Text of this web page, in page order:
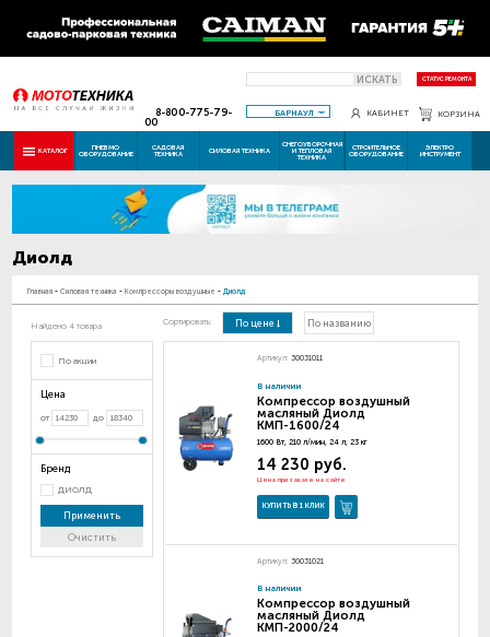
ИСКАТЬ СТАТУС РЕМОНТА
8-800-775-79-
00
БАРНАУЛ КАБИНЕТ КОРЗИНА
КАТАЛОГ ПНЕВМО
ОБОРУДОВАНИЕ
САДОВАЯ
ТЕХНИКА СИЛОВАЯ ТЕХНИКА
СНЕГОУБОРОЧНАЯ
И ТЕПЛОВАЯ
ТЕХНИКА
СТРОИТЕЛЬНОЕ
ОБОРУДОВАНИЕ
ЭЛЕКТРО
ИНСТРУМЕНТ
Диолд
Главная - Силовая техника - Компрессоры воздушные - Диолд
Найдено 4 товара
По акции
Цена
от до
Бренд
ДИОЛД
Применить
Очистить
Сортировать: По цене По названию
Артикул: 30031011
В наличии
Компрессор воздушный
масляный Диолд
КМП-1600/24
1600 Вт, 210 л/мин, 24 л, 23 кг
14 230 руб.
Цена при заказе на сайте
КУПИТЬ В 1 КЛИК
Артикул: 30031021
В наличии
Компрессор воздушный
масляный Диолд
КМП-2000/24